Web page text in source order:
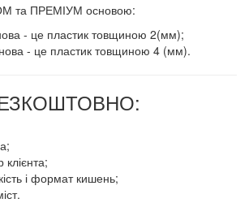
та ПРЕМІУМ основою:
- це пластик товщиною 2(мм);
- це пластик товщиною 4 (мм).
клієнта;
і формат кишень;